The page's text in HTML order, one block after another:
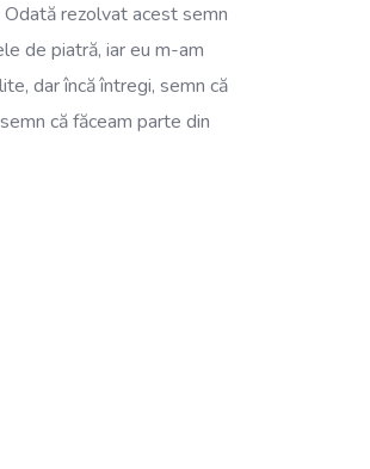
Odată rezolvat acest semn
de piatră, iar eu m-am
dar încă întregi, semn că
că făceam parte din